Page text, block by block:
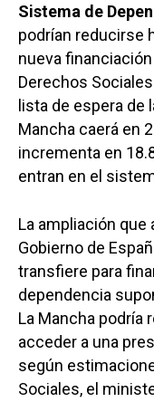
Sistema de
podrían reducirse
nueva
Derechos
lista de espera de
Mancha caerá en
incrementa en
entran en el
La ampliación que
Gobierno de
transfiere para
dependencia
La Mancha podría
acceder a una
según
Sociales, el